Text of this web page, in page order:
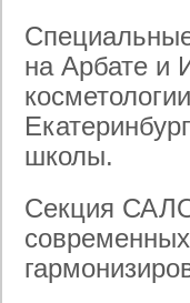
на Арбате и
школы.
Секция